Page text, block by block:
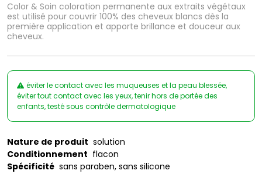
Color & Soin coloration permanente aux extraits végétaux
est utilisé pour couvrir 100% des cheveux blancs dès la
première application et apporte brillance et douceur aux
cheveux.
éviter le contact avec les muqueuses et la peau blessée,
éviter tout contact avec les yeux, tenir hors de portée des
enfants, testé sous contrôle dermatologique
Nature de produit solution
Conditionnement flacon
Spécificité sans paraben, sans silicone